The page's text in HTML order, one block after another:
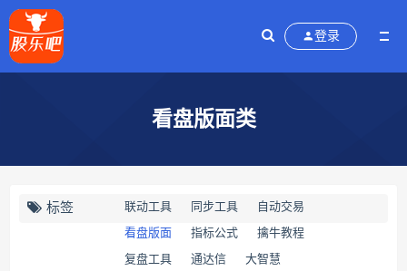
登录
看盘版面类
标签 联动工具 同步工具 自动交易
看盘版面 指标公式 擒牛教程
复盘工具 通达信 大智慧